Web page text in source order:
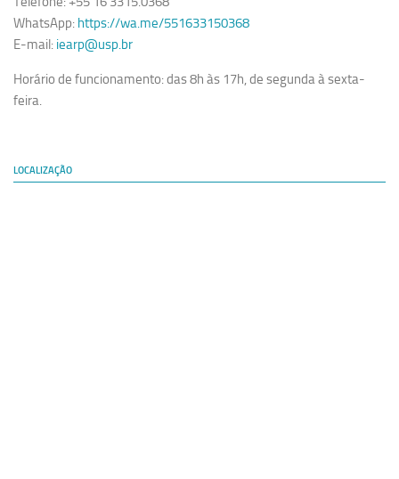
WhatsApp: https://wa.me/551633150368
E-mail: iearp@usp.br
Horário de funcionamento: das 8h às 17h, de segunda à sexta-
feira.
LOCALIZAÇÃO